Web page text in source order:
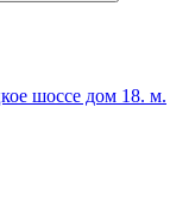
шоссе дом 18. м.